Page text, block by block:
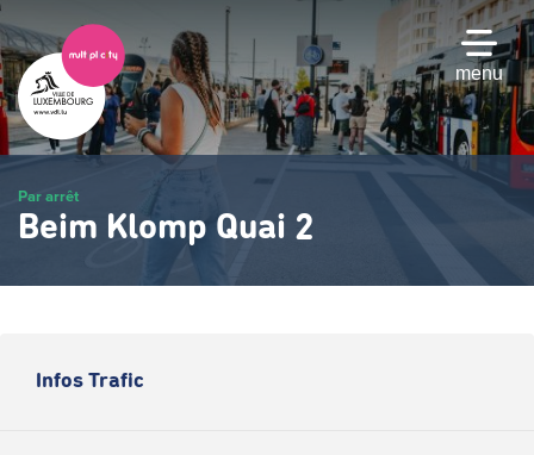
Passer
au
contenu
principal
menu
Par arrêt
Beim Klomp Quai 2
Infos Trafic